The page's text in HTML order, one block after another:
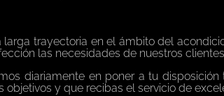
larga trayectoria en el ámbito del
las necesidades de nuestros
diariamente en poner a tu disposición
objetivos y que recibas el servicio de